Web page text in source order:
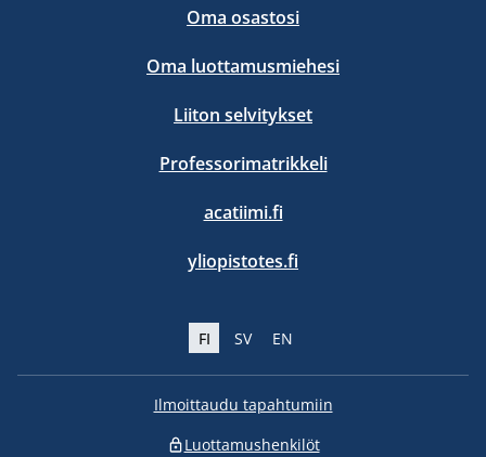
Oma osastosi
Oma luottamusmiehesi
Liiton selvitykset
Professorimatrikkeli
acatiimi.fi
yliopistotes.fi
FI SV EN
Ilmoittaudu tapahtumiin
Luottamushenkilöt